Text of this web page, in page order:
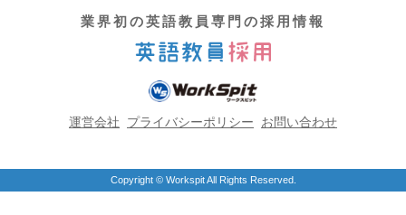
業界初の英語教員専門の採用情報
運営会社 プライバシーポリシー お問い合わせ
Copyright © Workspit All Rights Reserved.